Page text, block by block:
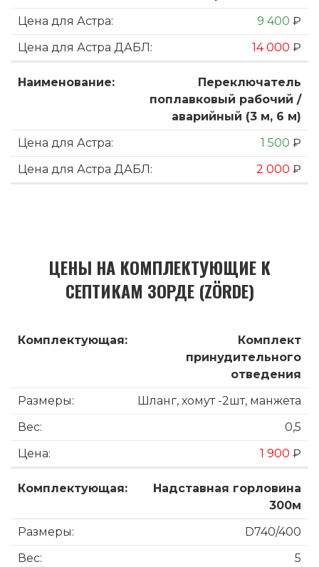
9 400 ₽
14 000 ₽
Переключатель
поплавковый рабочий /
аварийный (3 м, 6 м)
1 500 ₽
2 000 ₽
ЦЕНЫ НА КОМПЛЕКТУЮЩИЕ К
СЕПТИКАМ ЗОРДЕ (ZÖRDE)
Комплект
принудительного
отведения
Шланг, хомут -2шт, манжета
0,5
1 900 ₽
Надставная горловина
300м
D740/400
5